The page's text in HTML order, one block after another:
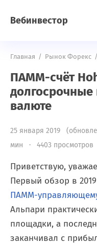
Вебинвестор
Главная / Рынок Форекс /
ПАММ-счёт
валюте
25 января 2019
мин · 4403 просмотров
Приветствую,
Первый обзор в
ПАММ-
Альпари
площадки, а
заканчивал с